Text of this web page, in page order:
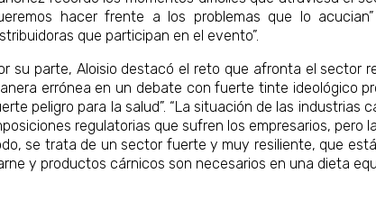
hacer frente a los problemas que lo
que participan en el evento”.
su parte, Aloisio destacó el reto que afronta el sector
errónea en un debate con fuerte tinte ideológico
peligro para la salud”. “La situación de las
regulatorias que sufren los empresarios,
se trata de un sector fuerte y muy resiliente, que
y productos cárnicos son necesarios en una dieta